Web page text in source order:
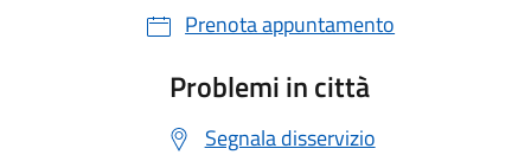
Prenota appuntamento
Problemi in città
Segnala disservizio